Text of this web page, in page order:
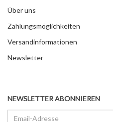
Über uns
Zahlungsmöglichkeiten
Versandinformationen
Newsletter
NEWSLETTER ABONNIEREN